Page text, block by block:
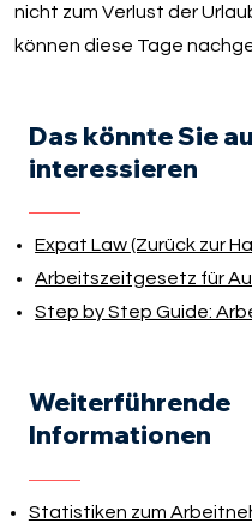
nicht zum Verlust der
können diese Tage
Das könnte Sie
interessieren
Expat Law (Zurück zur
Arbeitszeitgesetz für
Step by Step Guide:
Weiterführende
Informationen
Statistiken zum